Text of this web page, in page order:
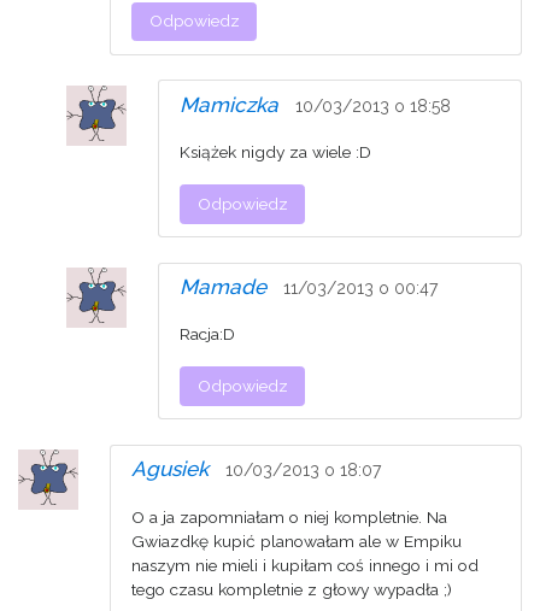
Odpowiedz
Mamiczka 10/03/2013 o 18:58
Książek nigdy za wiele :D
Odpowiedz
Mamade 11/03/2013 o 00:47
Racja:D
Odpowiedz
Agusiek 10/03/2013 o 18:07
O a ja zapomniałam o niej kompletnie. Na
Gwiazdkę kupić planowałam ale w Empiku
naszym nie mieli i kupiłam coś innego i mi od
tego czasu kompletnie z głowy wypadła ;)